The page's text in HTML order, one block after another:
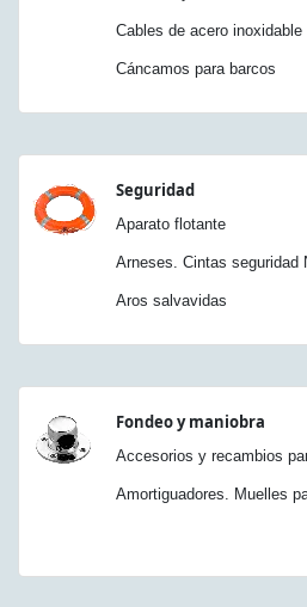
Cables de acero inoxidable
Cáncamos para barcos
Seguridad
Aparato flotante
Arneses. Cintas seguridad
Aros salvavidas
Fondeo y maniobra
Accesorios y recambios
Amortiguadores. Muelles